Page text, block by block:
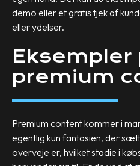
demo eller et gratis tjek af
eller ydelser.
Eksempler
premium
Premium content kommer i
egentlig kun fantasien, der
overveje er, hvilket stadie i